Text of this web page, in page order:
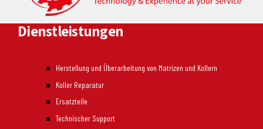
Dienstleistungen
Herstellung und Überarbeitung von Matrizen und Kollern
Koller Reparatur
Ersatzteile
Technischer Support